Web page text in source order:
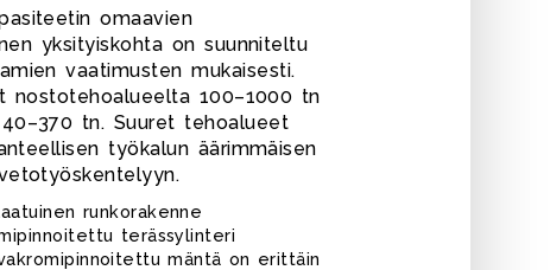
omaavien
yksityiskohta on suunniteltu
vaatimusten mukaisesti.
nostotehoalueelta 100–1000 tn
tn. Suuret tehoalueet
työkalun äärimmäisen
runkorakenne
terässylinteri
mäntä on erittäin